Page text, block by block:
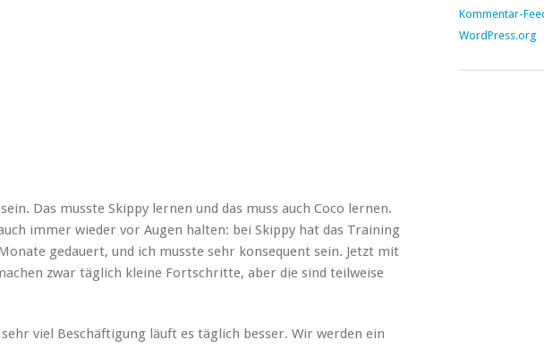
Das musste Skippy lernen und das muss auch Coco lernen.
immer wieder vor Augen halten: bei Skippy hat das Training
gedauert, und ich musste sehr konsequent sein. Jetzt mit
zwar täglich kleine Fortschritte, aber die sind teilweise
viel Beschäftigung läuft es täglich besser. Wir werden ein
Kommentar-
WordPress.org